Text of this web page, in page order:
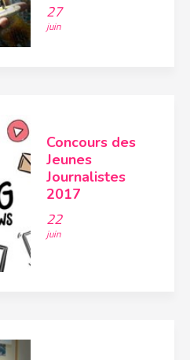
27
juin
Concours des
Jeunes
Journalistes
2017
22
juin